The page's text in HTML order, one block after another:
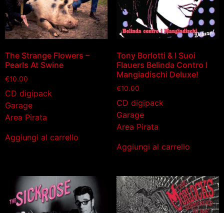
The Strange Flowers –
Pearls At Swine
€10.00
CD digipack
Garage
Area Pirata
Aggiungi al carrello
Tony Borlotti & I Suoi
Flauers Belinda Contro I
Mangiadischi Deluxe!
€10.00
CD digipack
Garage
Area Pirata
Aggiungi al carrello